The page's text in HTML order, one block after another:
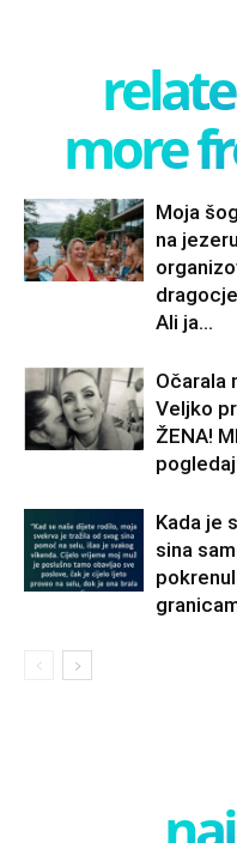
more
Moja
na
Ali ja...
Očarala
Veljko
ŽENA!
Kada je
sina